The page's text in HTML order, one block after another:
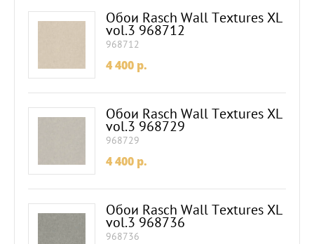
Обои Rasch Wall Textures XL
vol.3 968712
968712
4 400 p.
Обои Rasch Wall Textures XL
vol.3 968729
968729
4 400 p.
Обои Rasch Wall Textures XL
vol.3 968736
968736